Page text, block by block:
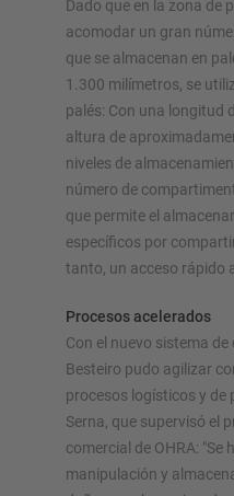
Dado que en la zona de
acomodar un gran
que se almacenan en
1.300 milímetros, se
palés: Con una longitud
altura de
niveles de
número de
que permite el
específicos por
tanto, un acceso rápido
Procesos acelerados
Con el nuevo sistema
Besteiro pudo agilizar
procesos logísticos y de
Serna, que supervisó el
comercial de OHRA:
manipulación y